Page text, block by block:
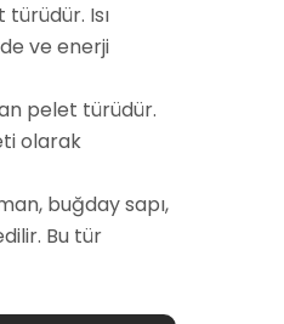
Isı
ve enerji
pelet türüdür.
olarak
buğday sapı,
Bu tür